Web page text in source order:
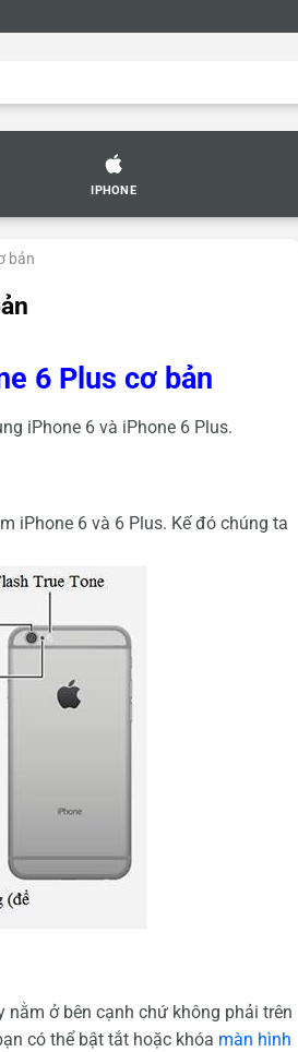
IPHONE
bản
6 Plus cơ bản
iPhone 6 và iPhone 6 Plus.
iPhone 6 và 6 Plus. Kế đó chúng ta
ở bên cạnh chứ không phải trên
có thể bật tắt hoặc khóa màn hình